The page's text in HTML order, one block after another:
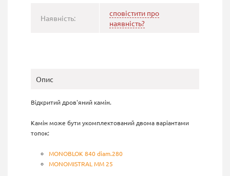
Наявність:
сповістити про
наявність?
Опис
Відкритий дров'яний камін.
Камін може бути укомплектований двома варіантами
топок:
MONOBLOK 840 diam.280
MONOMISTRAL MM 25